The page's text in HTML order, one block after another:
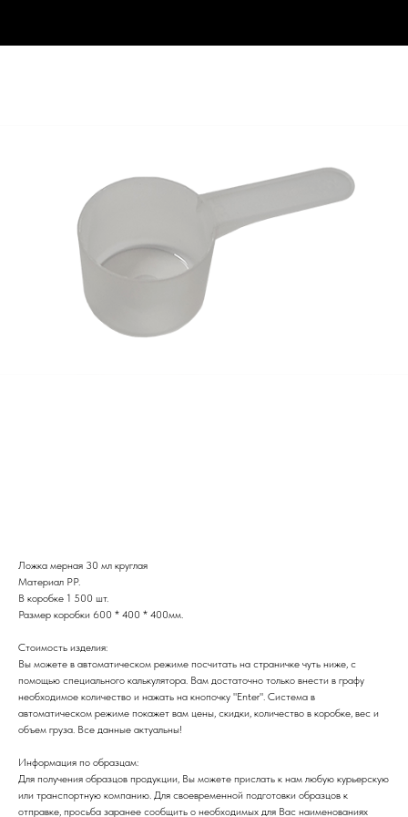
Ложка мерная 30 мл круглая
Материал PP.
В коробке 1 500 шт.
Размер коробки 600 * 400 * 400мм.
Стоимость изделия:
Вы можете в автоматическом режиме посчитать на страничке чуть ниже, с
помощью специального калькулятора. Вам достаточно только внести в графу
необходимое количество и нажать на кнопочку "Enter". Система в
автоматическом режиме покажет вам цены, скидки, количество в коробке, вес и
объем груза. Все данные актуальны!
Информация по образцам:
Для получения образцов продукции, Вы можете прислать к нам любую курьерскую
или транспортную компанию. Для своевременной подготовки образцов к
отправке, просьба заранее сообщить о необходимых для Вас наименованиях